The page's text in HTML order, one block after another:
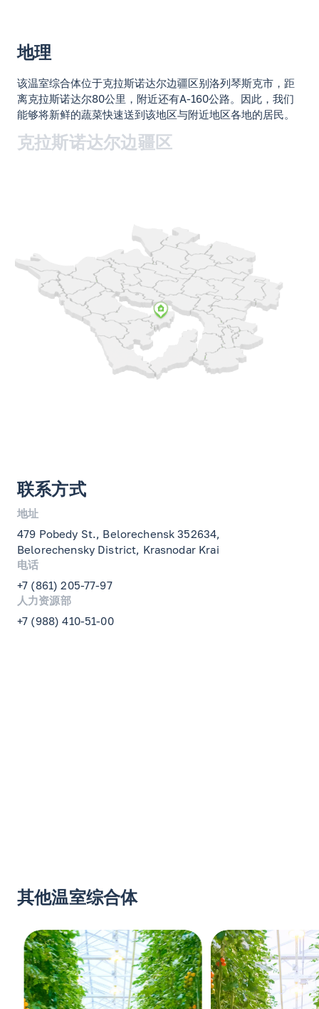
地理
该温室综合体位于克拉斯诺达尔边疆区别洛列琴斯克市，距
离克拉斯诺达尔80公里，附近还有А-160公路。因此，我们
能够将新鲜的蔬菜快速送到该地区与附近地区各地的居民。
克拉斯诺达尔边疆区
联系方式
地址
479 Pobedy St., Belorechensk 352634,
Belorechensky District, Krasnodar Krai
电话
+7 (861) 205-77-97
人力资源部
+7 (988) 410-51-00
其他温室综合体